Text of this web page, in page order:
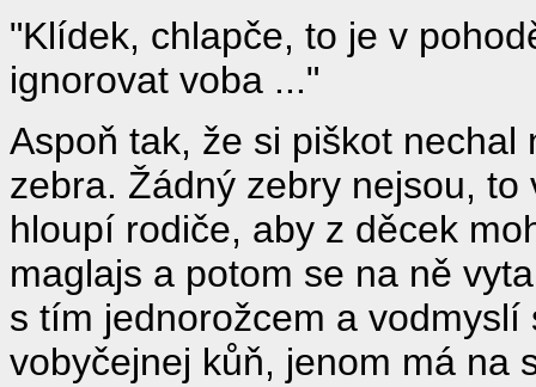
"Klídek, chlapče, to je v
ignorovat voba ..."
Aspoň tak, že si piškot
zebra. Žádný zebry nejsou,
hloupí rodiče, aby z děcek
maglajs a potom se na ně
s tím jednorožcem a
vobyčejnej kůň, jenom má na